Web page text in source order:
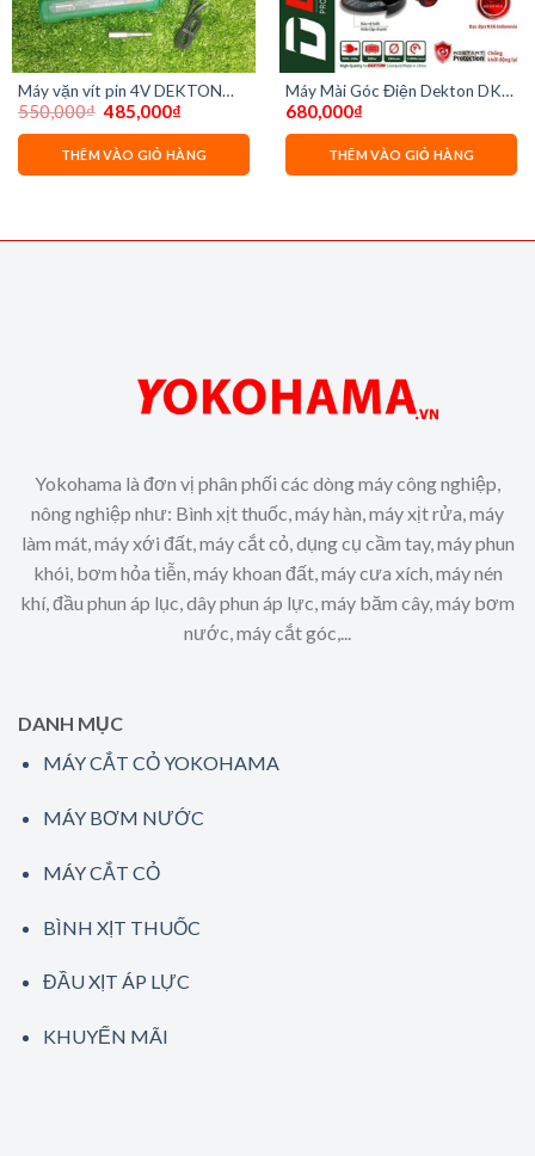
Máy vặn vít pin 4V DEKTON
DK-CV0401
550,000₫ Giá
gốc
là:
550,000₫.
485,000₫
tại
là:
485,000₫.
THÊM VÀO GIỎ HÀNG
Máy Mài Góc Điện Dekton DK-
AG900R chống tự khởi động lại
680,000₫
THÊM VÀO GIỎ HÀNG
Yokohama là đơn vị phân phối các dòng máy công nghiệp,
nông nghiệp như: Bình xịt thuốc, máy hàn, máy xịt rửa, máy
làm mát, máy xới đất, máy cắt cỏ, dụng cụ cầm tay, máy phun
khói, bơm hỏa tiễn, máy khoan đất, máy cưa xích, máy nén
khí, đầu phun áp lục, dây phun áp lực, máy băm cây, máy bơm
nước, máy cắt góc,...
DANH MỤC
MÁY CẮT CỎ YOKOHAMA
MÁY BƠM NƯỚC
MÁY CẮT CỎ
BÌNH XỊT THUỐC
ĐẦU XỊT ÁP LỰC
KHUYẾN MÃI